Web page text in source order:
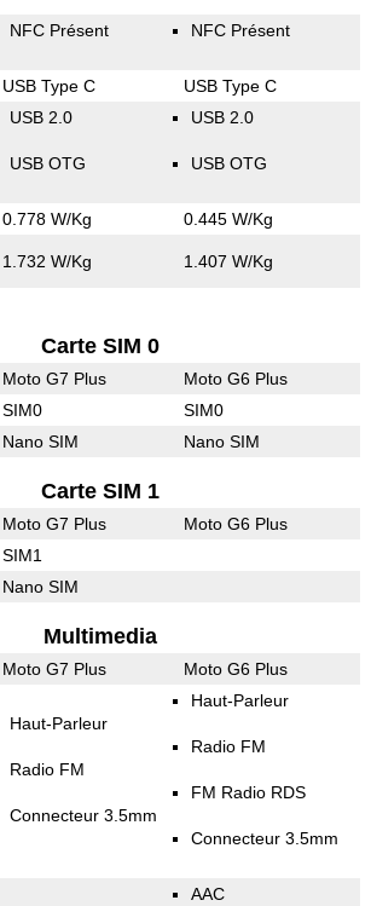
NFC Présent NFC Présent
USB Type C USB Type C
USB 2.0
USB OTG
USB 2.0
USB OTG
0.778 W/Kg 0.445 W/Kg
1.732 W/Kg 1.407 W/Kg
Carte SIM 0
Moto G7 Plus Moto G6 Plus
SIM0 SIM0
Nano SIM Nano SIM
Carte SIM 1
Moto G7 Plus Moto G6 Plus
SIM1
Nano SIM
Multimedia
Moto G7 Plus Moto G6 Plus
Haut-Parleur
Radio FM
Connecteur 3.5mm
Haut-Parleur
Radio FM
FM Radio RDS
Connecteur 3.5mm
AAC